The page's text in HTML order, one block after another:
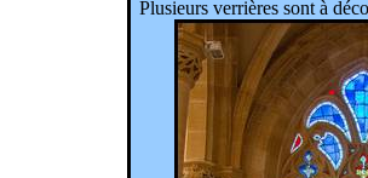
Plusieurs verrières sont à